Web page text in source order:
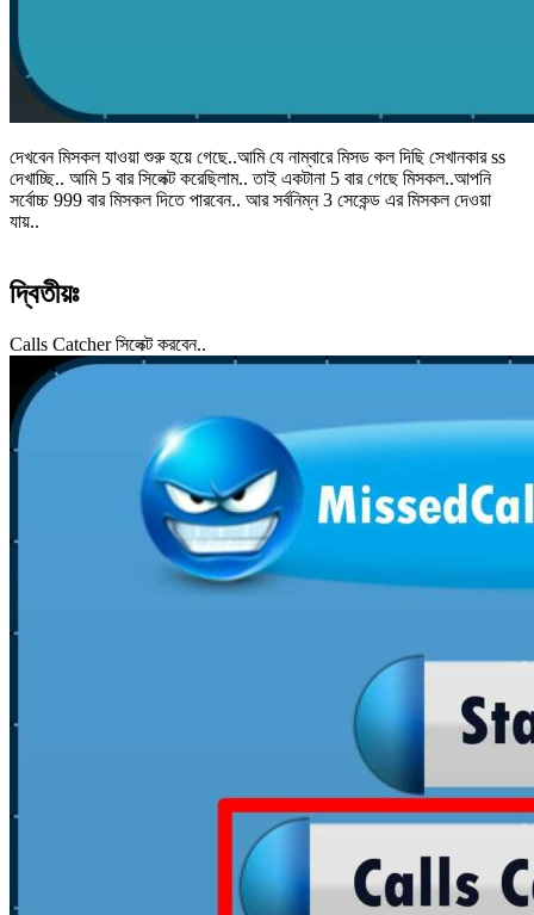
দেখবেন মিসকল যাওয়া শুরু হয়ে গেছে..আমি যে নাম্বারে মিসড কল দিছি সেখানকার ss
দেখাচ্ছি.. আমি 5 বার সিলেক্ট করেছিলাম.. তাই একটানা 5 বার গেছে মিসকল..আপনি
সর্বোচ্চ 999 বার মিসকল দিতে পারবেন.. আর সর্বনিম্ন 3 সেকেন্ড এর মিসকল দেওয়া
যায়..
দ্বিতীয়ঃ
Calls Catcher সিলেক্ট করবেন..